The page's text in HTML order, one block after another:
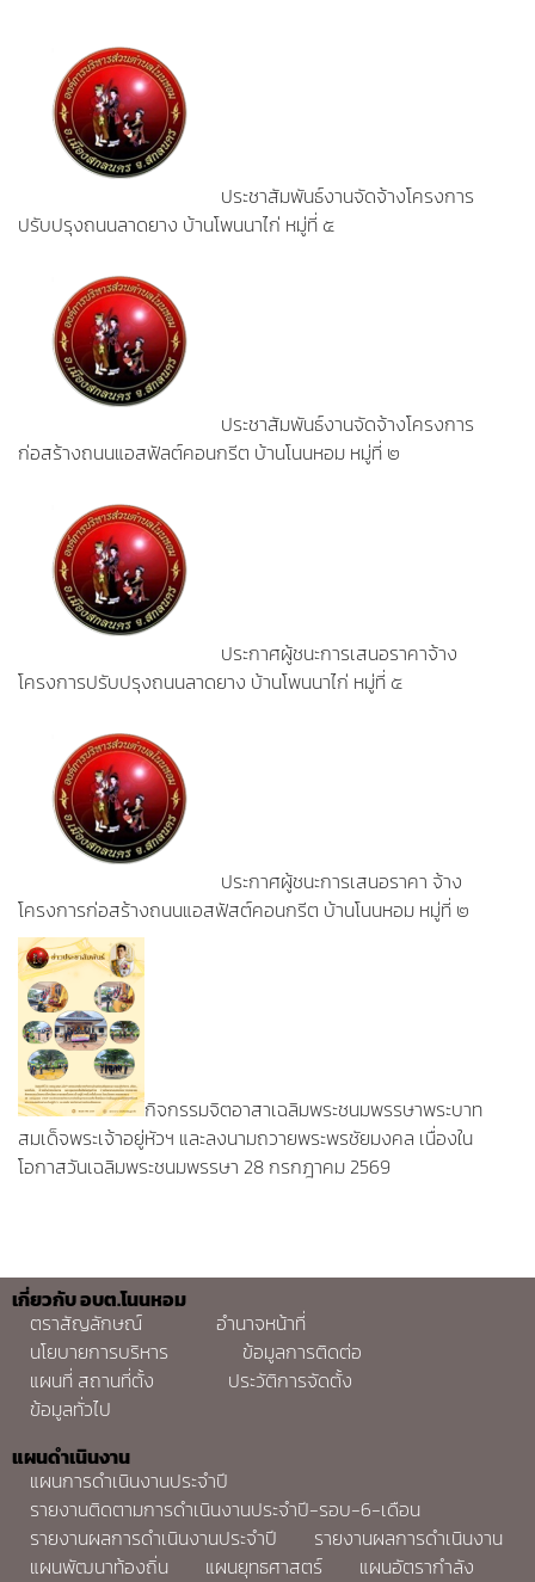
ประชาสัมพันธ์งานจัดจ้างโครงการ
ปรับปรุงถนนลาดยาง บ้านโพนนาไก่ หมู่ที่ ๕
ประชาสัมพันธ์งานจัดจ้างโครงการ
ก่อสร้างถนนแอสฟัลต์คอนกรีต บ้านโนนหอม หมู่ที่ ๒
ประกาศผู้ชนะการเสนอราคาจ้าง
โครงการปรับปรุงถนนลาดยาง บ้านโพนนาไก่ หมู่ที่ ๕
ประกาศผู้ชนะการเสนอราคา จ้าง
โครงการก่อสร้างถนนแอสฟัสต์คอนกรีต บ้านโนนหอม หมู่ที่ ๒
กิจกรรมจิตอาสาเฉลิมพระชนมพรรษาพระบาท
สมเด็จพระเจ้าอยู่หัวฯ และลงนามถวายพระพรชัยมงคล เนื่องใน
โอกาสวันเฉลิมพระชนมพรรษา 28 กรกฎาคม 2569
เกี่ยวกับ อบต.โนนหอม
ตราสัญลักษณ์
อำนาจหน้าที่
นโยบายการบริหาร
ข้อมูลการติดต่อ
แผนที่ สถานที่ตั้ง
ประวัติการจัดตั้ง
ข้อมูลทั่วไป
แผนดำเนินงาน
แผนการดำเนินงานประจำปี
รายงานติดตามการดำเนินงานประจำปี-รอบ-6-เดือน
รายงานผลการดำเนินงานประจำปี
รายงานผลการดำเนินงาน
แผนพัฒนาท้องถิ่น
แผนยุทธศาสตร์
แผนอัตรากำลัง